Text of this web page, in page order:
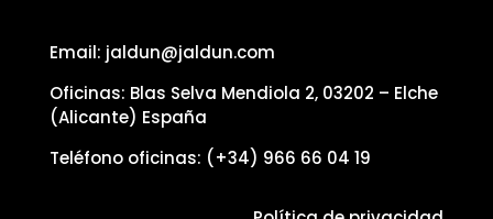
Email: jaldun@jaldun.com
Oficinas: Blas Selva Mendiola 2, 03202 – Elche
(Alicante) España
Teléfono oficinas: (+34) 966 66 04 19